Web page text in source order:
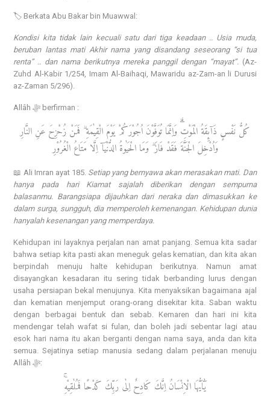
🏷️ Berkata Abu Bakar bin Muawwal:
Kondisi kita tidak lain kecuali satu dari tiga keadaan .. Usia muda,
beruban lantas mati Akhir nama yang disandang seseorang “si tua
renta” .. dan nama berikutnya mereka panggil dengan “mayat”. (Az-
Zuhd Al-Kabir 1/254, Imam Al-Baihaqi, Mawaridu az-Zam-an li Durusi
az-Zaman 5/296).
Allâh ﷻ berfirman :
كُلُّ نَفْسٍ ذَاۤىِٕقَةُ الْمَوْتِۗ وَاِنَّمَا تُوَفَّوْنَ اُجُوْرَكُمْ يَوْمَ الْقِيٰمَةِ ۗ فَمَنْ زُحْزِحَ عَنِ النَّارِ
وَاُدْخِلَ الْجَنَّةَ فَقَدْ فَازَ ۗ وَمَا الْحَيٰوةُ الدُّنْيَآ اِلَّا مَتَاعُ الْغُرُوْرِ
📖 Ali Imran ayat 185. Setiap yang bernyawa akan merasakan mati. Dan
hanya pada hari Kiamat sajalah diberikan dengan sempurna
balasanmu. Barangsiapa dijauhkan dari neraka dan dimasukkan ke
dalam surga, sungguh, dia memperoleh kemenangan. Kehidupan dunia
hanyalah kesenangan yang memperdaya.
Kehidupan ini layaknya perjalan nan amat panjang. Semua kita sadar
bahwa setiap kita pasti akan meneguk gelas kematian, dan kita akan
berpindah menuju halte kehidupan berikutnya. Namun amat
disayangkan kesadaran itu sering tidak berbanding lurus dengan
usaha persiapan bekal menujunya. Kita menyaksikan bagaimana ajal
dan kematian menjemput orang-orang disekitar kita. Saban waktu
dengan berbagai bentuk dan sebab. Kemaren dan hari ini kita
mendengar telah wafat si fulan, dan boleh jadi sebentar lagi atau
esok hari nama itu akan berganti dengan nama saya, anda dan kita
semua. Sejatinya setiap manusia sedang dalam perjalanan menuju
Allâh ﷻ:
يٰٓاَيُّهَا الْاِنْسَانُ اِنَّكَ كَادِحٌ اِلٰى رَبِّكَ كَدْحًا فَمُلٰقِيْهِۚ